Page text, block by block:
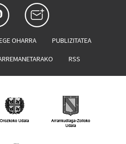
OHARRA PUBLIZITATEA
RSS